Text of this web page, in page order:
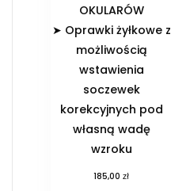
OKULARÓW️
➤ Oprawki żyłkowe z
możliwością
wstawienia
soczewek
korekcyjnych pod
własną wadę
wzroku
185,00zł